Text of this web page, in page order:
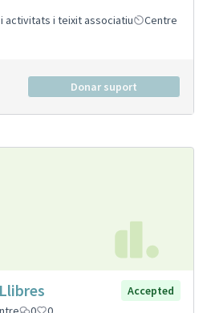
activitats i teixit associatiu
Centre
Donar suport
Accepted